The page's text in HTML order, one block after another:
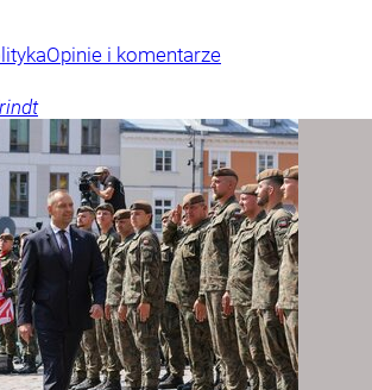
Opinie i komentarze